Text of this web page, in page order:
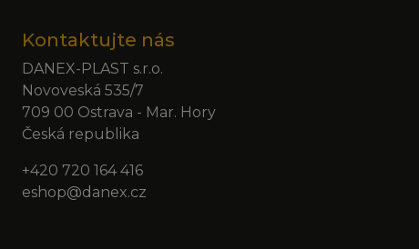
Kontaktujte nás
DANEX-PLAST s.r.o.
Novoveská 535/7
709 00 Ostrava - Mar. Hory
Česká republika
+420 720 164 416
eshop@danex.cz